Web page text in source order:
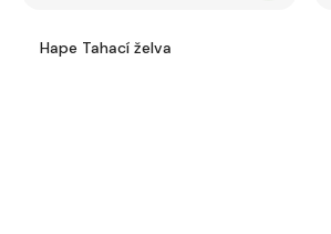
Hape Tahací želva